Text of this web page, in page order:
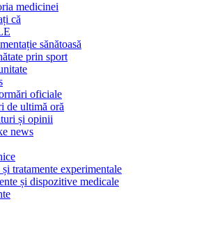
medicinei
că
sănătoasă
prin sport
oficiale
de ultimă oră
și opinii
news
și tratamente experimentale
și dispozitive medicale